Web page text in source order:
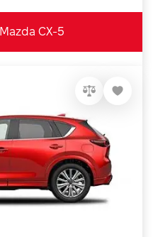
CX-5